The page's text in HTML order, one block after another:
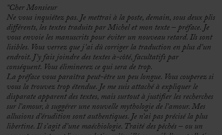
“Cher Monsieur
Ne vous inquiétez pas. Je mettrai à la poste, demain, sous deux plis
différents, les textes traduits par Michel et mon texte – préface. Je
vous envoie les manuscrits pour éviter un nouveau retard. Ils sont
lisibles. Vous verrez que j’ai dû corriger la traduction en plus d’un
endroit. J’y fais joindre des textes à-côté, facultatifs par
conséquent. Vous éliminerez ce qui sera de trop.
La préface vous paraîtra peut-être un peu longue. Vous couperez si
vous la trouvez trop étendue. Je me suis attaché à expliquer le
disparate apparent des textes, mais surtout à justifier les recherches
sur l’amour, à suggérer une nouvelle mythologie de l’amour.Mes
allusions d’érudition sont authentiques. Je n’ai pas précisé la plus
libertine. Il s’agit d’une maéchiologie. Traité des pêchés – ou un